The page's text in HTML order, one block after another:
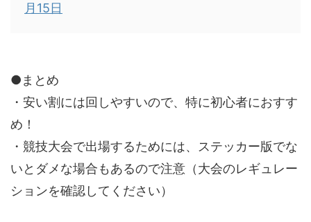
月15日
●まとめ
・安い割には回しやすいので、特に初心者におすす
め！
・競技大会で出場するためには、ステッカー版でな
いとダメな場合もあるので注意（大会のレギュレー
ションを確認してください）